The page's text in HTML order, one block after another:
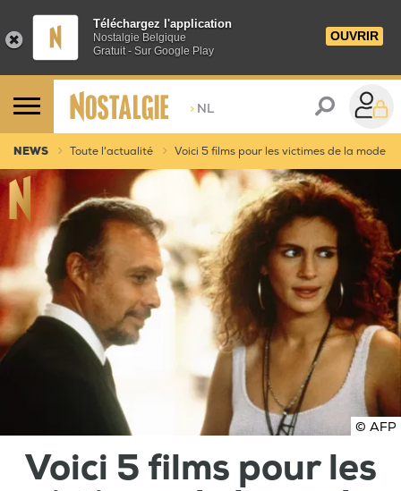
Téléchargez l'application
Nostalgie Belgique
Gratuit - Sur Google Play
OUVRIR
> NL
NEWS Toute l'actualité Voici 5 films pour les victimes de la mode
© AFP
Voici 5 films pour les